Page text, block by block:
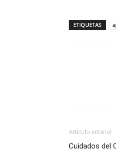
ETIQUETAS
Artículo anterior
Cuidados del